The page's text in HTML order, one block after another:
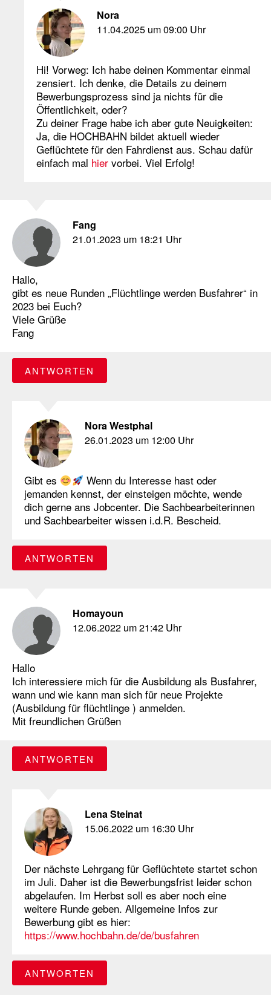
Nora
11.04.2025 um 09:00 Uhr
Hi! Vorweg: Ich habe deinen Kommentar einmal
zensiert. Ich denke, die Details zu deinem
Bewerbungsprozess sind ja nichts für die
Öffentlichkeit, oder?
Zu deiner Frage habe ich aber gute Neuigkeiten:
Ja, die HOCHBAHN bildet aktuell wieder
Geflüchtete für den Fahrdienst aus. Schau dafür
einfach mal hier vorbei. Viel Erfolg!
Fang
21.01.2023 um 18:21 Uhr
Hallo,
gibt es neue Runden „Flüchtlinge werden Busfahrer“ in
2023 bei Euch?
Viele Grüße
Fang
ANTWORTEN
Nora Westphal
26.01.2023 um 12:00 Uhr
Gibt es
Wenn du Interesse hast oder
jemanden kennst, der einsteigen möchte, wende
dich gerne ans Jobcenter. Die Sachbearbeiterinnen
und Sachbearbeiter wissen i.d.R. Bescheid.
ANTWORTEN
Homayoun
12.06.2022 um 21:42 Uhr
Hallo
Ich interessiere mich für die Ausbildung als Busfahrer,
wann und wie kann man sich für neue Projekte
(Ausbildung für flüchtlinge ) anmelden.
Mit freundlichen Grüßen
ANTWORTEN
Lena Steinat
15.06.2022 um 16:30 Uhr
Der nächste Lehrgang für Geflüchtete startet schon
im Juli. Daher ist die Bewerbungsfrist leider schon
abgelaufen. Im Herbst soll es aber noch eine
weitere Runde geben. Allgemeine Infos zur
Bewerbung gibt es hier:
https://www.hochbahn.de/de/busfahren
ANTWORTEN